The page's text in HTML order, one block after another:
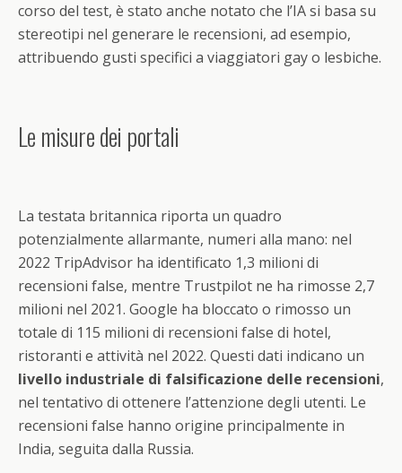
corso del test, è stato anche notato che l’IA si basa su
stereotipi nel generare le recensioni, ad esempio,
attribuendo gusti specifici a viaggiatori gay o lesbiche.
Le misure dei portali
La testata britannica riporta un quadro
potenzialmente allarmante, numeri alla mano: nel
2022 TripAdvisor ha identificato 1,3 milioni di
recensioni false, mentre Trustpilot ne ha rimosse 2,7
milioni nel 2021. Google ha bloccato o rimosso un
totale di 115 milioni di recensioni false di hotel,
ristoranti e attività nel 2022. Questi dati indicano un
livello industriale di falsificazione delle recensioni,
nel tentativo di ottenere l’attenzione degli utenti. Le
recensioni false hanno origine principalmente in
India, seguita dalla Russia.